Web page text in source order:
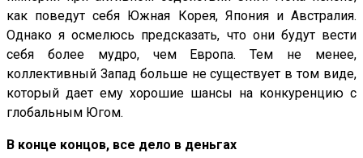
как поведут себя Южная Корея, Япония и Австралия.
Однако я осмелюсь предсказать, что они будут вести
себя более мудро, чем Европа. Тем не менее,
коллективный Запад больше не существует в том виде,
который дает ему хорошие шансы на конкуренцию с
глобальным Югом.
В конце концов, все дело в деньгах